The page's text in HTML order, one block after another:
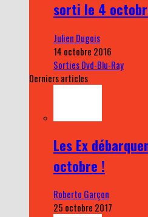
sorti le 4
Julien Dugois
14 octobre 2016
Sorties Dvd-Blu-Ray
Derniers articles
Les Ex
octobre !
Roberto Garçon
25 octobre 2017